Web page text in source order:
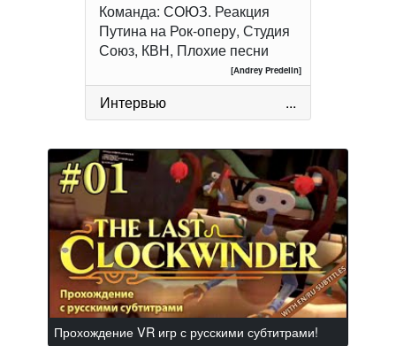
Команда: СОЮЗ. Реакция
Путина на Рок-оперу, Студия
Союз, КВН, Плохие песни
[Andrey Predelin]
Интервью ...
Прохождение VR игр с русскими субтитрами!